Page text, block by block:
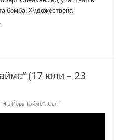
бомба. Художествена
(17 юли – 23
"Ню Йорк Таймс",Свят